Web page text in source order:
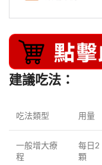
建議吃法：
吃法類型 用量
一般增大療
程
每日2
顆